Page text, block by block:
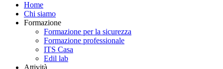
Home
Chi siamo
Formazione
Formazione per la sicurezza
Formazione professionale
ITS Casa
Edil lab
Attività